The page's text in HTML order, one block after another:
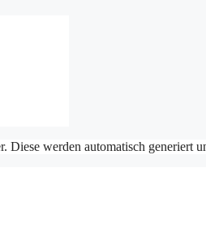
werden automatisch generiert